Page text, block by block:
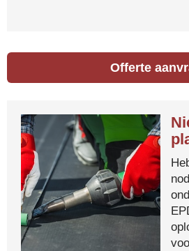
Offerte